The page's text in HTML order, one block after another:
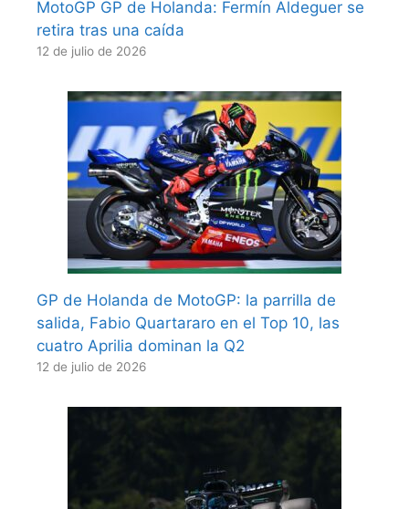
MotoGP GP de Holanda: Fermín Aldeguer se
retira tras una caída
12 de julio de 2026
GP de Holanda de MotoGP: la parrilla de
salida, Fabio Quartararo en el Top 10, las
cuatro Aprilia dominan la Q2
12 de julio de 2026